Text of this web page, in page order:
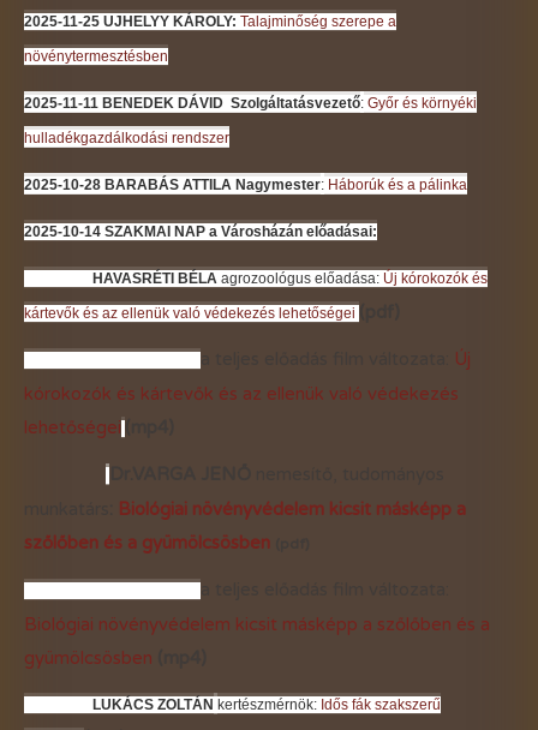
2025-11-25 UJHELYY KÁROLY: Talajminőség szerepe a
növénytermesztésben
2025-11-11 BENEDEK DÁVID Szolgáltatásvezető: Győr és környéki
hulladékgazdálkodási rendszer
2025-10-28 BARABÁS ATTILA Nagymester: Háborúk és a pálinka
2025-10-14 SZAKMAI NAP a Városházán előadásai:
HAVASRÉTI BÉLA agrozoológus előadása: Új kórokozók és
kártevők és az ellenük való védekezés lehetőségei
Új
kórokozók és kártevők és az ellenük való védekezés
lehetőségei
Biológiai növényvédelem kicsit másképp a
szőlőben és a gyümölcsösben
Biológiai növényvédelem kicsit másképp a szőlőben és a
gyümölcsösben
LUKÁCS ZOLTÁN kertészmérnök: Idős fák szakszerű